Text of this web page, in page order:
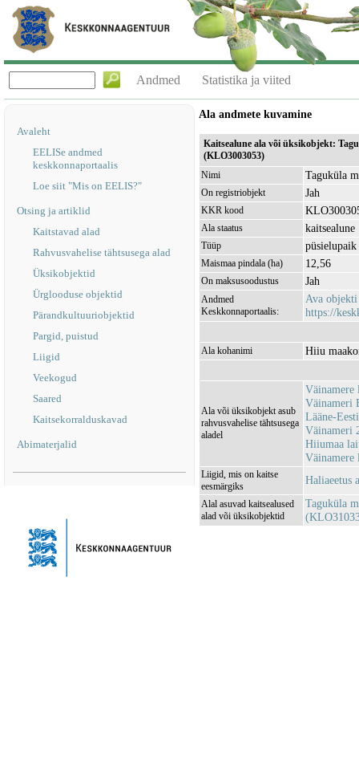
Andmed Statistika ja viited
Avaleht
EELISe andmed
keskkonnaportaalis
Loe siit "Mis on EELIS?"
Otsing ja artiklid
Kaitstavad alad
Rahvusvahelise tähtsusega alad
Üksikobjektid
Ürglooduse objektid
Pärandkultuuriobjektid
Pargid, puistud
Liigid
Veekogud
Saared
Kaitsekorralduskavad
Abimaterjalid
Ala andmete kuvamine
Kaitsealune ala või üksikobjekt:
(KLO3003053)
Nimi
Taguküla
On registriobjekt Jah
KKR kood
Ala staatus kaitsealune
Tüüp püsielupaik
Maismaa pindala (ha) 12,56
On maksusoodustus Jah
Andmed
Keskkonnaportaalis:
Ava objekti
https://
Ala kohanimi Hiiu
Ala või üksikobjekt asub
rahvusvahelise tähtsusega
aladel
Väinamere
Väinameri
Lääne-
Väinameri
Hiiumaa
Väinamere
Liigid, mis on kaitse
eesmärgiks
Haliaeetus
Alal asuvad kaitsealused
alad või üksikobjektid
Taguküla